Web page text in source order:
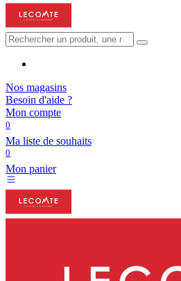
Nos magasins
Besoin d'aide ?
Mon compte
0
Ma liste de souhaits
0
Mon panier